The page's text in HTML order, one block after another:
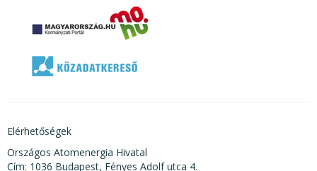
Elérhetőségek
Országos Atomenergia Hivatal
Cím: 1036 Budapest, Fényes Adolf utca 4.